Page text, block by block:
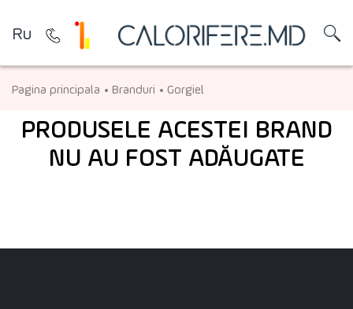
Ru
Pagina principala Branduri Gorgiel
PRODUSELE ACESTEI BRAND
NU AU FOST ADĂUGATE